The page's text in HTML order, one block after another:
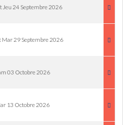
Jeu 24 Septembre 2026
Mar 29 Septembre 2026
03 Octobre 2026
13 Octobre 2026